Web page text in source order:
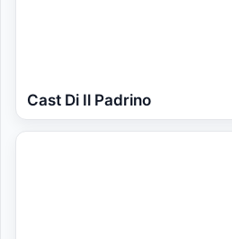
Cast Di Il Padrino